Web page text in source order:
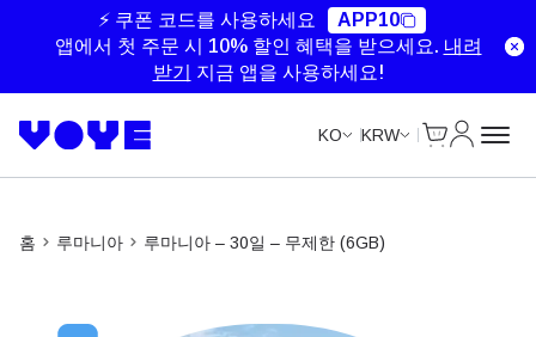
⚡ 쿠폰 코드를 사용하세요
APP10
앱에서 첫 주문 시 10% 할인 혜택을 받으세요. 내려
받기
지금 앱을 사용하세요!
KO KRW
홈 루마니아 루마니아 – 30일 – 무제한 (6GB)
Unlimited Data
Unlimited Data
Unlimited Data